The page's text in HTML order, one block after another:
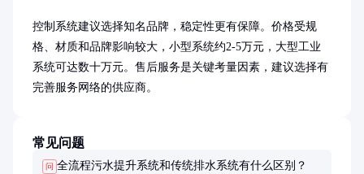
控制系统建议选择知名品牌，稳定性更有保障。价格受规
格、材质和品牌影响较大，小型系统约2-5万元，大型工业
系统可达数十万元。售后服务是关键考量因素，建议选择有
完善服务网络的供应商。
常见问题
问 全流程污水提升系统和传统排水系统有什么区别？